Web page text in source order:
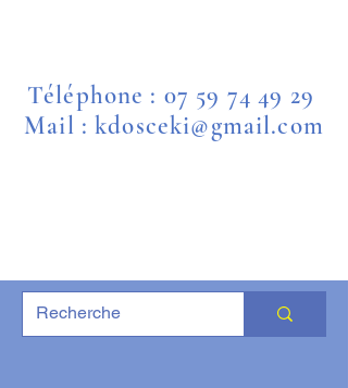
Téléphone : 07 59 74 49 29
Mail : kdosceki@gmail.com
Réalisez votre projet
parental en toute sérénité